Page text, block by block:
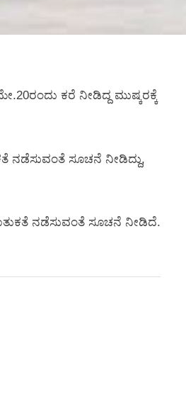
ಕರೆ ನೀಡಿದ್ದ ಮುಷ್ಕರಕ್ಕೆ
ಸೂಚನೆ ನೀಡಿದ್ದು,
ನಡೆಸುವಂತೆ ಸೂಚನೆ ನೀಡಿದೆ.